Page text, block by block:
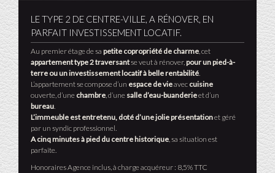
LE TYPE 2 DE CENTRE-VILLE, A RÉNOVER, EN
PARFAIT INVESTISSEMENT LOCATIF.
Au premier étage de sa petite copropriété de charme, cet
appartement type 2traversantse veut à rénover,pour un pied-à-
terre ou un investissement locatif à belle rentabilité.
L’appartement se compose d’un espace de vieavec cuisine
ouverte, d’une chambre, d’une salle d’eau-buanderieet d’un
bureau.
L’immeuble est entretenu, doté d’une jolie présentationet géré
par un syndic professionnel.
A cinq minutes à pied du centre historique, sa situation est
parfaite.
Honoraires Agence inclus, à charge acquéreur : 8,5% TTC